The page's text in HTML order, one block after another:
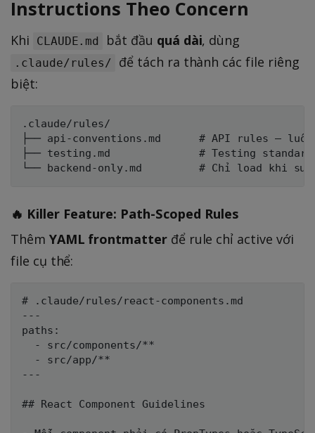
Instructions Theo Concern
Khi CLAUDE.md bắt đầu quá dài, dùng
.claude/rules/
để tách ra thành các file riêng
biệt:
.claude/rules/
├── api-conventions.md      # API rules —
├── testing.md              # Testing
🔥 Killer Feature: Path-Scoped Rules
Thêm YAML frontmatterđể rule chỉ active với
file cụ thể:
# .claude/rules/react-components.md
---
paths:
  - src/components/**
  - src/app/**
---
## React Component Guidelines